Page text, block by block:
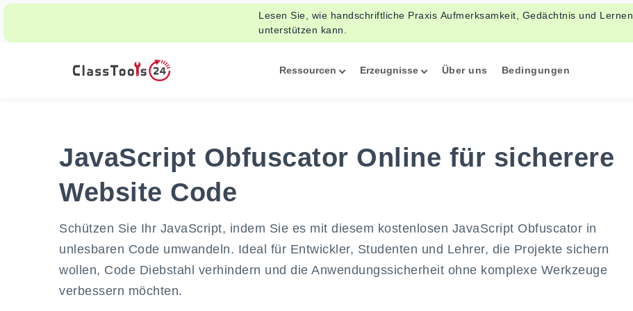
Lesen Sie, wie handschriftliche Praxis Aufmerksamkeit, Gedächtnis und Lernen
unterstützen kann.
Ressourcen Erzeugnisse Über uns Bedingungen
JavaScript Obfuscator Online für sicherere
Website Code
Schützen Sie Ihr JavaScript, indem Sie es mit diesem kostenlosen JavaScript Obfuscator in
unlesbaren Code umwandeln. Ideal für Entwickler, Studenten und Lehrer, die Projekte sichern
wollen, Code Diebstahl verhindern und die Anwendungssicherheit ohne komplexe Werkzeuge
verbessern möchten.